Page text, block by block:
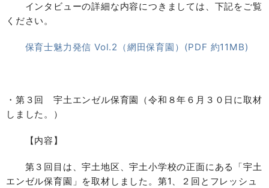
インタビューの詳細な内容につきましては、下記をご覧
ください。
保育士魅力発信 Vol.2（網田保育園）(PDF 約11MB)
・第３回 宇土エンゼル保育園（令和８年６月３０日に取材
しました。）
【内容】
第３回目は、宇土地区、宇土小学校の正面にある「宇土
エンゼル保育園」を取材しました。第1、２回とフレッシュ